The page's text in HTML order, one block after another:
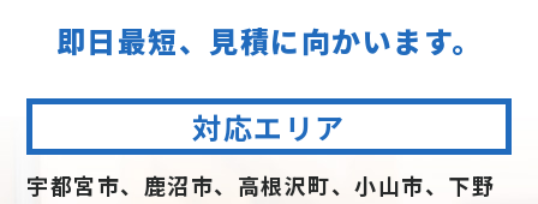
即日最短、見積に向かいます。
対応エリア
宇都宮市、鹿沼市、高根沢町、小山市、下野